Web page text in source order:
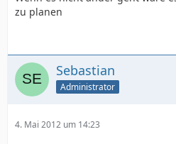
zu planen
Sebastian
Administrator
4. Mai 2012 um 14:23